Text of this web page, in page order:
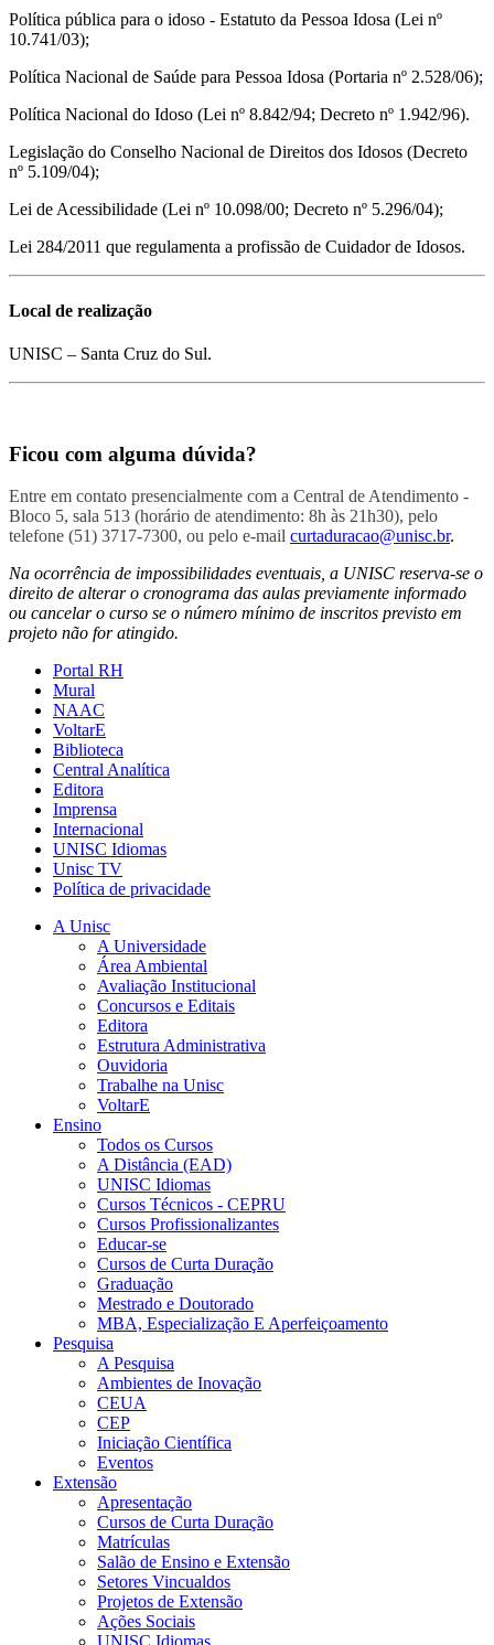
Política pública para o idoso - Estatuto da Pessoa Idosa (Lei nº
10.741/03);
Política Nacional de Saúde para Pessoa Idosa (Portaria nº 2.528/06);
Política Nacional do Idoso (Lei nº 8.842/94; Decreto nº 1.942/96).
Legislação do Conselho Nacional de Direitos dos Idosos (Decreto
nº 5.109/04);
Lei de Acessibilidade (Lei nº 10.098/00; Decreto nº 5.296/04);
Lei 284/2011 que regulamenta a profissão de Cuidador de Idosos.
Local de realização
UNISC – Santa Cruz do Sul.
Ficou com alguma dúvida?
Entre em contato presencialmente com a Central de Atendimento -
Bloco 5, sala 513 (horário de atendimento: 8h às 21h30), pelo
telefone (51) 3717-7300, ou pelo e-mail curtaduracao@unisc.br.
Na ocorrência de impossibilidades eventuais, a UNISC reserva-se o
direito de alterar o cronograma das aulas previamente informado
ou cancelar o curso se o número mínimo de inscritos previsto em
projeto não for atingido.
Portal RH
Mural
NAAC
VoltarE
Biblioteca
Central Analítica
Editora
Imprensa
Internacional
UNISC Idiomas
Unisc TV
Política de privacidade
A Unisc
A Universidade
Área Ambiental
Avaliação Institucional
Concursos e Editais
Editora
Estrutura Administrativa
Ouvidoria
Trabalhe na Unisc
VoltarE
Ensino
Todos os Cursos
A Distância (EAD)
UNISC Idiomas
Cursos Técnicos - CEPRU
Cursos Profissionalizantes
Educar-se
Cursos de Curta Duração
Graduação
Mestrado e Doutorado
MBA, Especialização E Aperfeiçoamento
Pesquisa
A Pesquisa
Ambientes de Inovação
CEUA
CEP
Iniciação Científica
Eventos
Extensão
Apresentação
Cursos de Curta Duração
Matrículas
Salão de Ensino e Extensão
Setores Vincualdos
Projetos de Extensão
Ações Sociais